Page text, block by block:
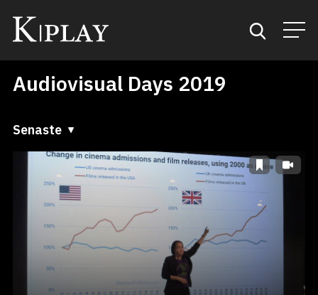
Start
Sök
Kategorier
Mina favoriter
Audiovisual Days 2019
Senaste
Senaste
A till Ö